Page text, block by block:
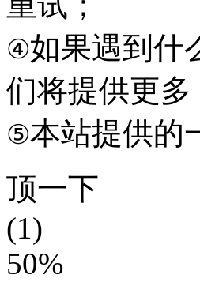
④如果遇到什
们将提供更
⑤本站提供的
顶一下
(1)
50%